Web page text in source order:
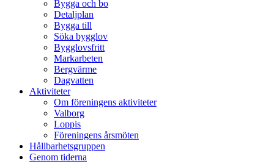
Bygga och bo
Detaljplan
Bygga till
Söka bygglov
Bygglovsfritt
Markarbeten
Bergvärme
Dagvatten
Aktiviteter
Om föreningens aktiviteter
Valborg
Loppis
Föreningens årsmöten
Hållbarhetsgruppen
Genom tiderna